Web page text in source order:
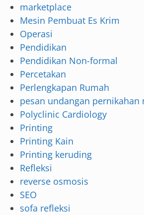
marketplace
Mesin Pembuat Es Krim
Operasi
Pendidikan
Pendidikan Non-formal
Percetakan
Perlengkapan Rumah
pesan undangan pernikahan
Polyclinic Cardiology
Printing
Printing Kain
Printing keruding
Refleksi
reverse osmosis
SEO
sofa refleksi